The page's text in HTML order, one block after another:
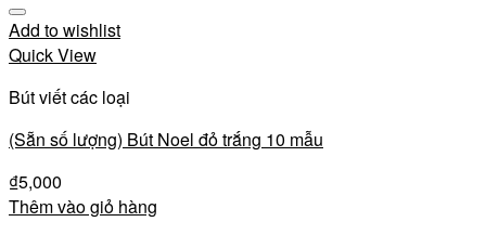
Add to wishlist
Quick View
Bút viết các loại
(Sẵn số lượng) Bút Noel đỏ trắng 10 mẫu
₫5,000
Thêm vào giỏ hàng